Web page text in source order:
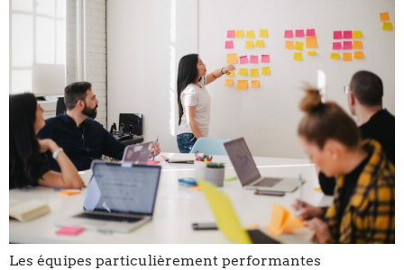
Les équipes particulièrement performantes